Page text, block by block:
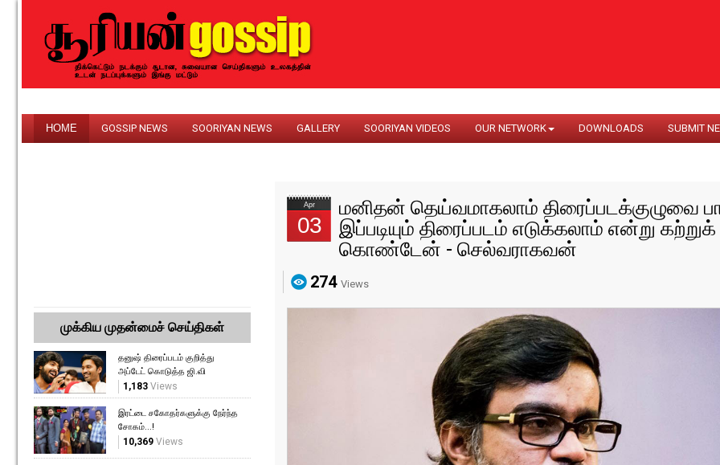
HOME GOSSIP NEWS SOORIYAN NEWS GALLERY SOORIYAN VIDEOS OUR NETWORK DOWNLOADS SUBMIT
Apr
03
மனிதன் தெய்வமாகலாம் திரைப்படக்குழுவை
இப்படியும் திரைப்படம் எடுக்கலாம் என்று கற்றுக்
கொண்டேன் - செல்வராகவன்
274 Views
முக்கிய முதன்மைச் செய்திகள்
தனுஷ் திரைப்படம் குறித்து
அப்டேட் கொடுத்த ஜி.வி
1,183 Views
இரட்டை சகோதர்களுக்கு நேர்ந்த
சோகம்...!
10,369 Views